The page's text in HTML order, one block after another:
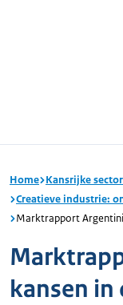
Home Kansrijke
Creatieve industrie:
Marktrapport
kansen in